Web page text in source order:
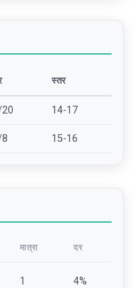
स्तर
14-17
15-16
मात्रा दर
1 4%